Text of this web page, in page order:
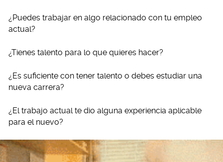
¿Puedes trabajar en algo relacionado con tu empleo
actual?
¿Tienes talento para lo que quieres hacer?
¿Es suficiente con tener talento o debes estudiar una
nueva carrera?
¿El trabajo actual te dio alguna experiencia aplicable
para el nuevo?